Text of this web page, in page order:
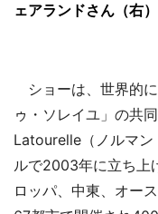
ェアランドさん（右）
ショーは、世界的
ゥ・ソレイユ」の共
Latourelle（ノルマン
ルで2003年に立ち上
ロッパ、中東、オー